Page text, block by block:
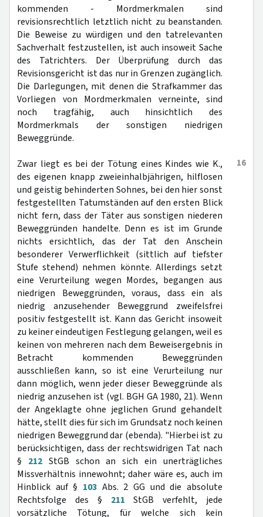
kommenden - Mordmerkmalen sind
revisionsrechtlich letztlich nicht zu beanstanden.
Die Beweise zu würdigen und den tatrelevanten
Sachverhalt festzustellen, ist auch insoweit Sache
des Tatrichters. Der Überprüfung durch das
Revisionsgericht ist das nur in Grenzen zugänglich.
Die Darlegungen, mit denen die Strafkammer das
Vorliegen von Mordmerkmalen verneinte, sind
noch tragfähig, auch hinsichtlich des
Mordmerkmals der sonstigen niedrigen
Beweggründe.
16
Zwar liegt es bei der Tötung eines Kindes wie K.,
des eigenen knapp zweieinhalbjährigen, hilflosen
und geistig behinderten Sohnes, bei den hier sonst
festgestellten Tatumständen auf den ersten Blick
nicht fern, dass der Täter aus sonstigen niederen
Beweggründen handelte. Denn es ist im Grunde
nichts ersichtlich, das der Tat den Anschein
besonderer Verwerflichkeit (sittlich auf tiefster
Stufe stehend) nehmen könnte. Allerdings setzt
eine Verurteilung wegen Mordes, begangen aus
niedrigen Beweggründen, voraus, dass ein als
niedrig anzusehender Beweggrund zweifelsfrei
positiv festgestellt ist. Kann das Gericht insoweit
zu keiner eindeutigen Festlegung gelangen, weil es
keinen von mehreren nach dem Beweisergebnis in
Betracht kommenden Beweggründen
ausschließen kann, so ist eine Verurteilung nur
dann möglich, wenn jeder dieser Beweggründe als
niedrig anzusehen ist (vgl. BGH GA 1980, 21). Wenn
der Angeklagte ohne jeglichen Grund gehandelt
hätte, stellt dies für sich im Grundsatz noch keinen
niedrigen Beweggrund dar (ebenda). "Hierbei ist zu
berücksichtigen, dass der rechtswidrigen Tat nach
§ 212StGB schon an sich ein unerträgliches
Missverhältnis innewohnt; daher wäre es, auch im
Hinblick auf § 103 Abs. 2 GG und die absolute
Rechtsfolge des § 211 StGB verfehlt, jede
vorsätzliche Tötung, für welche sich kein